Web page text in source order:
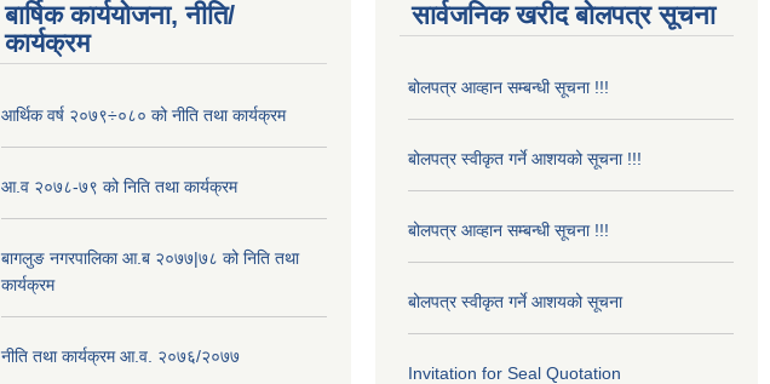
बार्षिक कार्ययोजना, नीति/
कार्यक्रम
आर्थिक वर्ष २०७९÷०८० को नीति तथा कार्यक्रम
आ.व २०७८-७९ को निति तथा कार्यक्रम
बागलुङ नगरपालिका आ.ब २०७७|७८ को निति तथा
कार्यक्रम
नीति तथा कार्यक्रम आ.व. २०७६/२०७७
सार्वजनिक खरीद बोलपत्र सूचना
बोलपत्र आव्हान सम्बन्धी सूचना !!!
बोलपत्र स्वीकृत गर्ने आशयको सूचना !!!
बोलपत्र आव्हान सम्बन्धी सूचना !!!
बोलपत्र स्वीकृत गर्ने आशयको सूचना
Invitation for Seal Quotation